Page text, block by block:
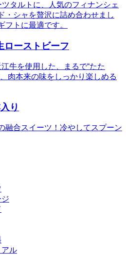
タルトに、人気のフィナンシェ
・シャを贅沢に詰め合わせまし
フトに最適です。
ローストビーフ
牛を使用した、まるで“たた
肉本来の味をしっかり楽しめる
り
融合スイーツ！冷やしてスプーン
ル